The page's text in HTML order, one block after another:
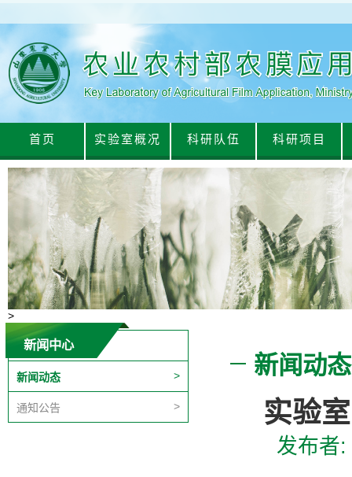
首页 实验室概况 科研队伍 科研项目
>
新闻中心
新闻动态
通知公告
新闻动态
实验
发布者